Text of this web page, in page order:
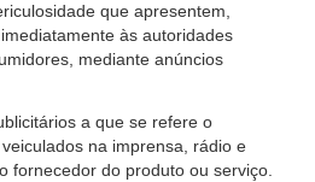
que apresentem,
às autoridades
mediante anúncios
a que se refere o
na imprensa, rádio e
fornecedor do produto ou serviço.